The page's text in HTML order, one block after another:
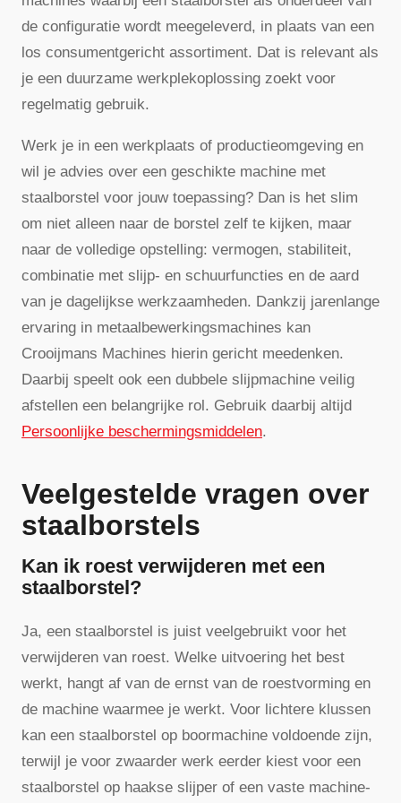
de configuratie wordt meegeleverd, in plaats van een
los consumentgericht assortiment. Dat is relevant als
je een duurzame werkplekoplossing zoekt voor
regelmatig gebruik.
Werk je in een werkplaats of productieomgeving en
wil je advies over een geschikte machine met
staalborstel voor jouw toepassing? Dan is het slim
om niet alleen naar de borstel zelf te kijken, maar
naar de volledige opstelling: vermogen, stabiliteit,
combinatie met slijp- en schuurfuncties en de aard
van je dagelijkse werkzaamheden. Dankzij jarenlange
ervaring in metaalbewerkingsmachines kan
Crooijmans Machines hierin gericht meedenken.
Daarbij speelt ook een dubbele slijpmachine veilig
afstellen een belangrijke rol. Gebruik daarbij altijd
Persoonlijke beschermingsmiddelen.
Veelgestelde vragen over
staalborstels
Kan ik roest verwijderen met een
staalborstel?
Ja, een staalborstel is juist veelgebruikt voor het
verwijderen van roest. Welke uitvoering het best
werkt, hangt af van de ernst van de roestvorming en
de machine waarmee je werkt. Voor lichtere klussen
kan een staalborstel op boormachine voldoende zijn,
terwijl je voor zwaarder werk eerder kiest voor een
staalborstel op haakse slijper of een vaste machine-